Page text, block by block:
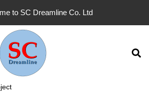
to SC Dreamline Co. Ltd